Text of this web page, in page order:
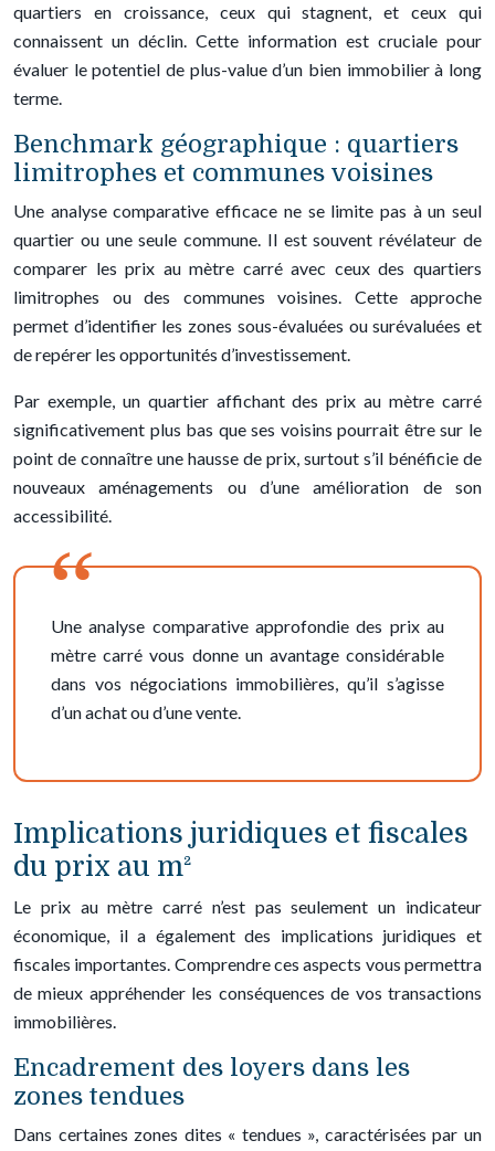
quartiers en croissance, ceux qui stagnent, et ceux qui
connaissent un déclin. Cette information est cruciale pour
évaluer le potentiel de plus-value d’un bien immobilier à long
terme.
Benchmark géographique : quartiers
limitrophes et communes voisines
Une analyse comparative efficace ne se limite pas à un seul
quartier ou une seule commune. Il est souvent révélateur de
comparer les prix au mètre carré avec ceux des quartiers
limitrophes ou des communes voisines. Cette approche
permet d’identifier les zones sous-évaluées ou surévaluées et
de repérer les opportunités d’investissement.
Par exemple, un quartier affichant des prix au mètre carré
significativement plus bas que ses voisins pourrait être sur le
point de connaître une hausse de prix, surtout s’il bénéficie de
nouveaux aménagements ou d’une amélioration de son
accessibilité.
Une analyse comparative approfondie des prix au
mètre carré vous donne un avantage considérable
dans vos négociations immobilières, qu’il s’agisse
d’un achat ou d’une vente.
Implications juridiques et fiscales
du prix au m²
Le prix au mètre carré n’est pas seulement un indicateur
économique, il a également des implications juridiques et
fiscales importantes. Comprendre ces aspects vous permettra
de mieux appréhender les conséquences de vos transactions
immobilières.
Encadrement des loyers dans les
zones tendues
Dans certaines zones dites « tendues », caractérisées par un